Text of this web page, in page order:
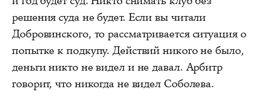
решения суда не будет. Если вы читали
Добровинского, то рассматривается ситуация о
попытке к подкупу. Действий никого не было,
деньги никто не видел и не давал. Арбитр
говорит, что никогда не видел Соболева.